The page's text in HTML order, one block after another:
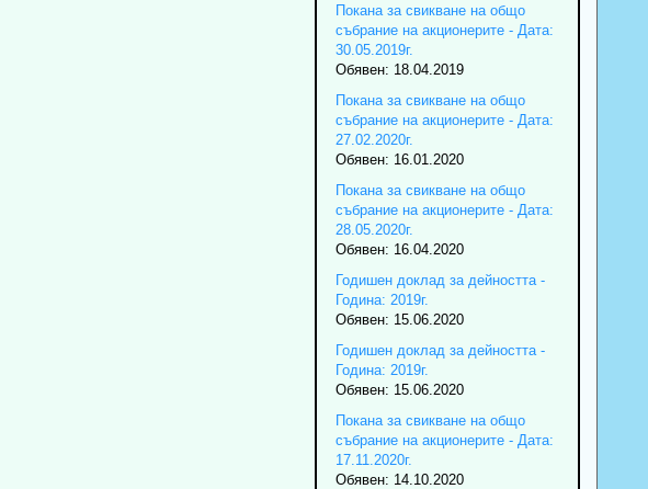
Покана за свикване на общо
събрание на акционерите - Дата:
30.05.2019г.
Обявен: 18.04.2019
Покана за свикване на общо
събрание на акционерите - Дата:
27.02.2020г.
Обявен: 16.01.2020
Покана за свикване на общо
събрание на акционерите - Дата:
28.05.2020г.
Обявен: 16.04.2020
Годишен доклад за дейността -
Година: 2019г.
Обявен: 15.06.2020
Годишен доклад за дейността -
Година: 2019г.
Обявен: 15.06.2020
Покана за свикване на общо
събрание на акционерите - Дата:
17.11.2020г.
Обявен: 14.10.2020